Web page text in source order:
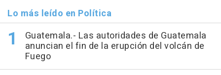
Lo más leído en Política
Guatemala.- Las autoridades de Guatemala
anuncian el fin de la erupción del volcán de
Fuego